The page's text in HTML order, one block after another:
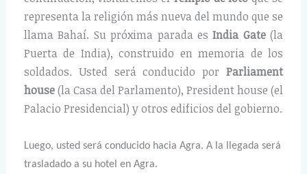
representa la religión más nueva del mundo que se
llama Bahaí. Su próxima parada esIndia Gate(la
Puerta de India), construido en memoria de los
soldados. Usted será conducido porParliament
house(la Casa del Parlamento), President house (el
Palacio Presidencial) y otros edificios del gobierno.
Luego, usted será conducido hacia Agra. A la llegada será
trasladado a su hotel en Agra.